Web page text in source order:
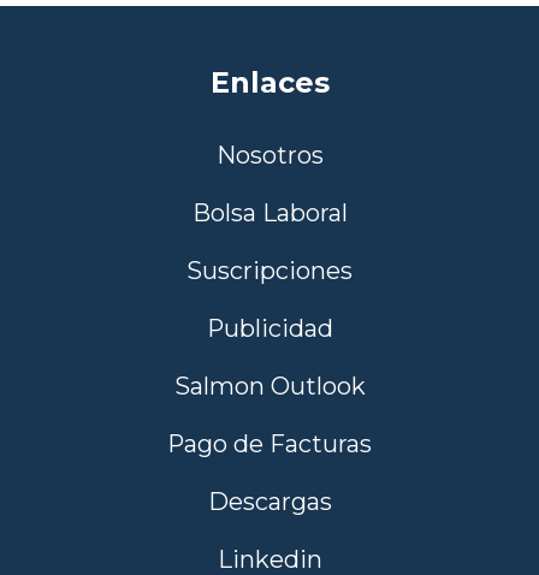
Enlaces
Nosotros
Bolsa Laboral
Suscripciones
Publicidad
Salmon Outlook
Pago de Facturas
Descargas
Linkedin